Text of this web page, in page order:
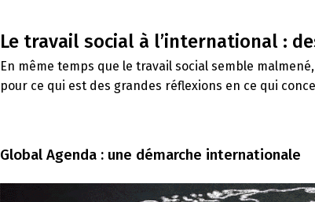
Le travail social à l’international :
En même temps que le travail social semble
pour ce qui est des grandes réflexions en ce qui
Global Agenda : une démarche internationale